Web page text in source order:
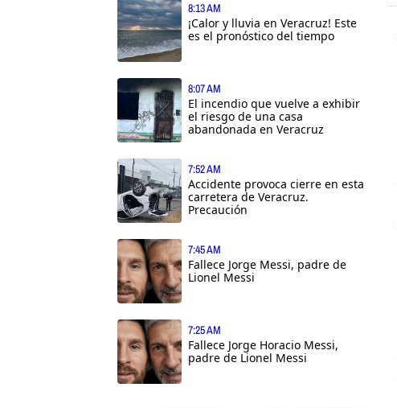
8:13 AM
¡Calor y lluvia en Veracruz! Este
es el pronóstico del tiempo
8:07 AM
El incendio que vuelve a exhibir
el riesgo de una casa
abandonada en Veracruz
7:52 AM
Accidente provoca cierre en esta
carretera de Veracruz.
Precaución
7:45 AM
Fallece Jorge Messi, padre de
Lionel Messi
7:25 AM
Fallece Jorge Horacio Messi,
padre de Lionel Messi